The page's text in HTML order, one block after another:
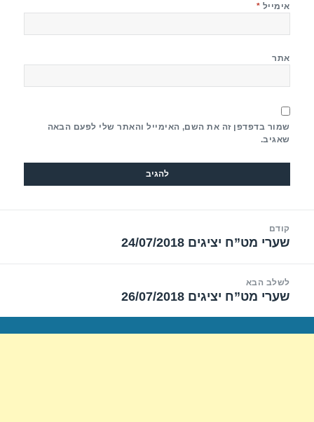
אימייל *
אתר
שמור בדפדפן זה את השם, האימייל והאתר שלי לפעם הבאה
שאגיב.
קודם
הפוסט
שערי מט”ח יציגים 24/07/2018
לשלב הבא
הפוסט
שערי מט”ח יציגים 26/07/2018